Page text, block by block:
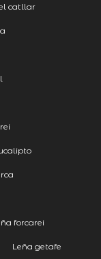
catllar
forcarei
Leña getafe